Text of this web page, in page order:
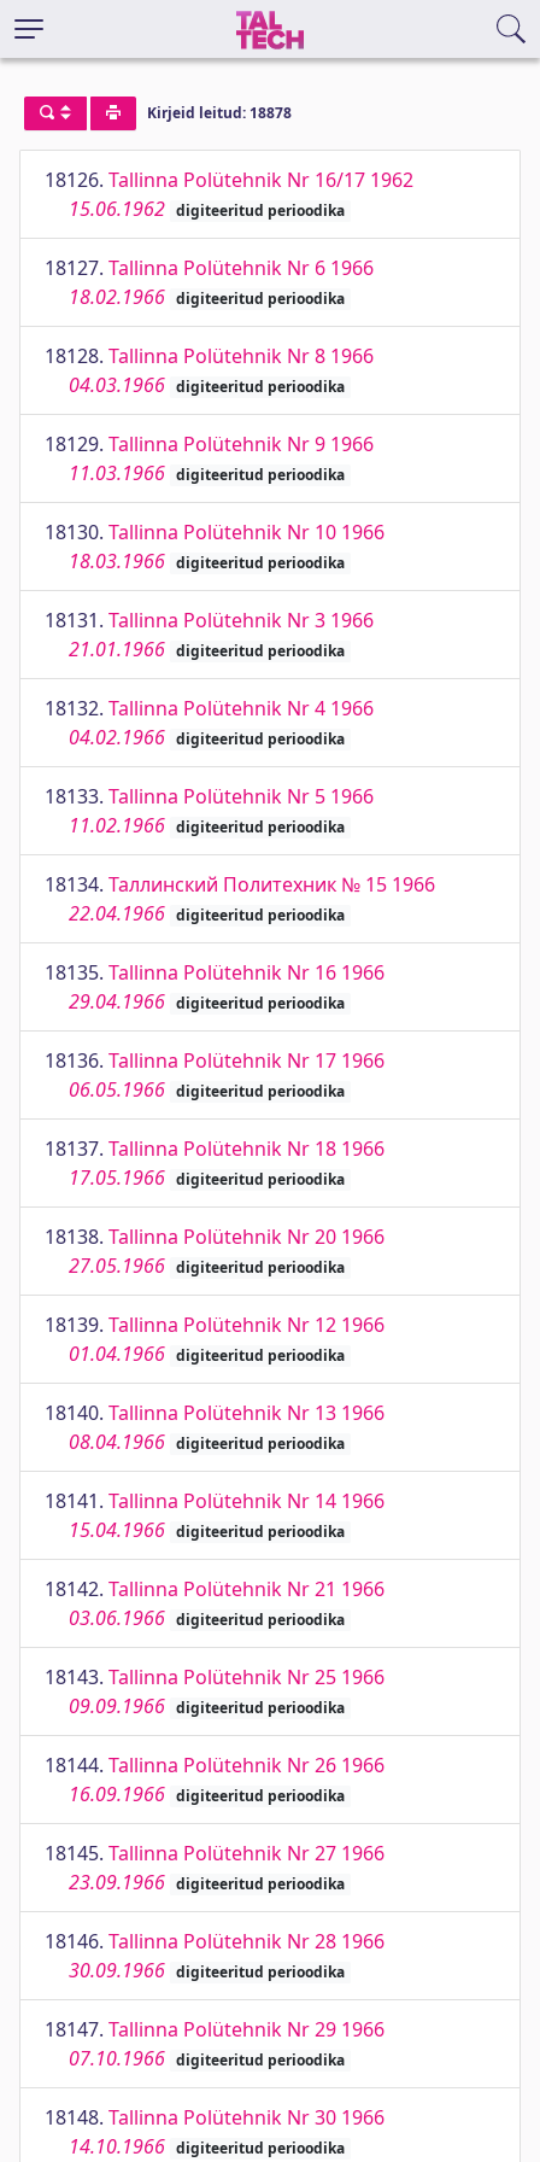
Kirjeid leitud: 18878
18126. Tallinna Polütehnik Nr 16/17 1962
15.06.1962 digiteeritud perioodika
18127. Tallinna Polütehnik Nr 6 1966
18.02.1966 digiteeritud perioodika
18128. Tallinna Polütehnik Nr 8 1966
04.03.1966 digiteeritud perioodika
18129. Tallinna Polütehnik Nr 9 1966
11.03.1966 digiteeritud perioodika
18130. Tallinna Polütehnik Nr 10 1966
18.03.1966 digiteeritud perioodika
18131. Tallinna Polütehnik Nr 3 1966
21.01.1966 digiteeritud perioodika
18132. Tallinna Polütehnik Nr 4 1966
04.02.1966 digiteeritud perioodika
18133. Tallinna Polütehnik Nr 5 1966
11.02.1966 digiteeritud perioodika
18134. Таллинский Политехник № 15 1966
22.04.1966 digiteeritud perioodika
18135. Tallinna Polütehnik Nr 16 1966
29.04.1966 digiteeritud perioodika
18136. Tallinna Polütehnik Nr 17 1966
06.05.1966 digiteeritud perioodika
18137. Tallinna Polütehnik Nr 18 1966
17.05.1966 digiteeritud perioodika
18138. Tallinna Polütehnik Nr 20 1966
27.05.1966 digiteeritud perioodika
18139. Tallinna Polütehnik Nr 12 1966
01.04.1966 digiteeritud perioodika
18140. Tallinna Polütehnik Nr 13 1966
08.04.1966 digiteeritud perioodika
18141. Tallinna Polütehnik Nr 14 1966
15.04.1966 digiteeritud perioodika
18142. Tallinna Polütehnik Nr 21 1966
03.06.1966 digiteeritud perioodika
18143. Tallinna Polütehnik Nr 25 1966
09.09.1966 digiteeritud perioodika
18144. Tallinna Polütehnik Nr 26 1966
16.09.1966 digiteeritud perioodika
18145. Tallinna Polütehnik Nr 27 1966
23.09.1966 digiteeritud perioodika
18146. Tallinna Polütehnik Nr 28 1966
30.09.1966 digiteeritud perioodika
18147. Tallinna Polütehnik Nr 29 1966
07.10.1966 digiteeritud perioodika
18148. Tallinna Polütehnik Nr 30 1966
14.10.1966 digiteeritud perioodika